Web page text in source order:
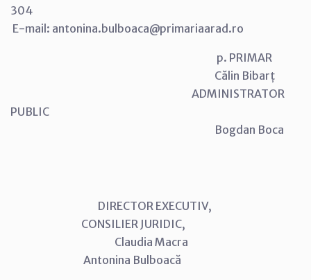
304
E-mail: antonina.bulboaca@primariaarad.ro
p. PRIMAR
Călin Bibarț
ADMINISTRATOR
PUBLIC
Bogdan Boca
DIRECTOR EXECUTIV,
CONSILIER JURIDIC,
Claudia Macra
Antonina Bulboacă